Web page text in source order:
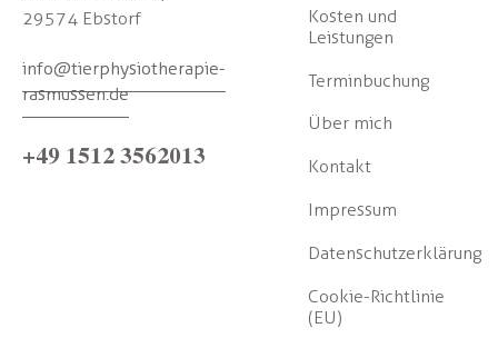
29574 Ebstorf
info@tierphysiotherapie-
rasmussen.de
+49 1512 3562013
Kosten und
Leistungen
Terminbuchung
Über mich
Kontakt
Impressum
Datenschutzerklärung
Cookie-Richtlinie
(EU)